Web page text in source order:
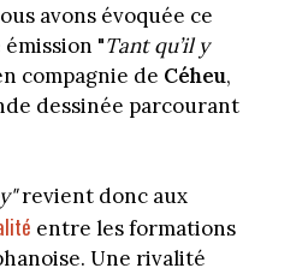
avons évoquée ce
"Tant qu’il y
compagnie de Céheu,
dessinée parcourant
revient donc aux
entre les formations
Une rivalité